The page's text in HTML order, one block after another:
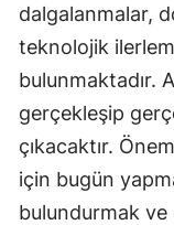
dalgalanmalar,
teknolojik
bulunmaktadır.
gerçekleşip
çıkacaktır.
için bugün
bulundurmak